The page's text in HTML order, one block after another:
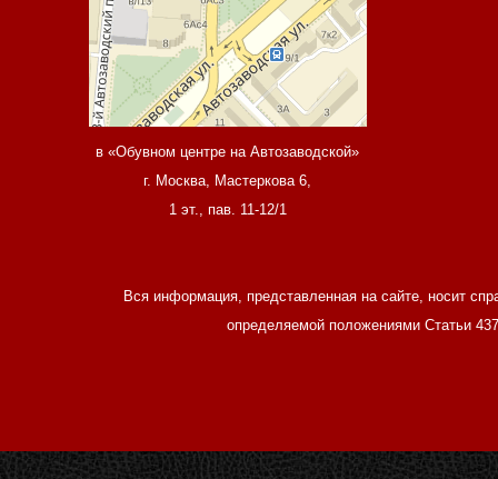
в «Обувном центре на Автозаводской»
г. Москва, Мастеркова 6,
1 эт., пав. 11-12/1
Вся информация, представленная на сайте, носит
определяемой положениями Статьи